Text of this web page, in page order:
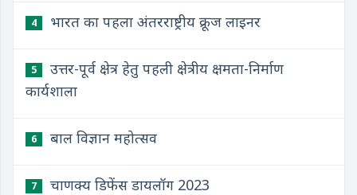
4 भारत का पहला अंतरराष्ट्रीय क्रूज लाइनर
5
उत्तर-पूर्व क्षेत्र हेतु पहली क्षेत्रीय क्षमता-निर्माण
कार्यशाला
6 बाल विज्ञान महोत्सव
7 चाणक्य डिफेंस डायलॉग 2023